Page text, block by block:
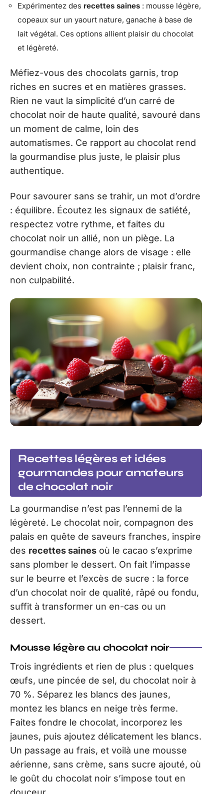
Expérimentez des recettes saines : mousse légère,
copeaux sur un yaourt nature, ganache à base de
lait végétal. Ces options allient plaisir du chocolat
et légèreté.
Méfiez-vous des chocolats garnis, trop
riches en sucres et en matières grasses.
Rien ne vaut la simplicité d’un carré de
chocolat noir de haute qualité, savouré dans
un moment de calme, loin des
automatismes. Ce rapport au chocolat rend
la gourmandise plus juste, le plaisir plus
authentique.
Pour savourer sans se trahir, un mot d’ordre
: équilibre. Écoutez les signaux de satiété,
respectez votre rythme, et faites du
chocolat noir un allié, non un piège. La
gourmandise change alors de visage : elle
devient choix, non contrainte ; plaisir franc,
non culpabilité.
Recettes légères et idées
gourmandes pour amateurs
de chocolat noir
La gourmandise n’est pas l’ennemi de la
légèreté. Le chocolat noir, compagnon des
palais en quête de saveurs franches, inspire
des recettes saines où le cacao s’exprime
sans plomber le dessert. On fait l’impasse
sur le beurre et l’excès de sucre : la force
d’un chocolat noir de qualité, râpé ou fondu,
suffit à transformer un en-cas ou un
dessert.
Mousse légère au chocolat noir
Trois ingrédients et rien de plus : quelques
œufs, une pincée de sel, du chocolat noir à
70 %. Séparez les blancs des jaunes,
montez les blancs en neige très ferme.
Faites fondre le chocolat, incorporez les
jaunes, puis ajoutez délicatement les blancs.
Un passage au frais, et voilà une mousse
aérienne, sans crème, sans sucre ajouté, où
le goût du chocolat noir s’impose tout en